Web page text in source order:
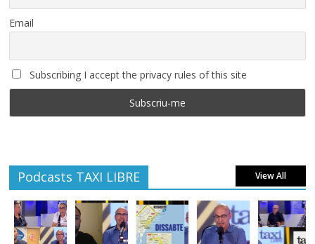
Email
Subscribing I accept the privacy rules of this site
Podcasts TAXI LIBRE View All